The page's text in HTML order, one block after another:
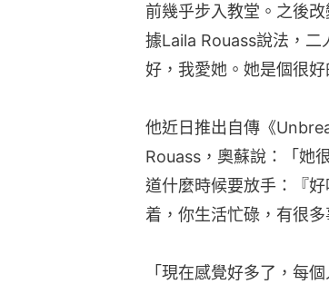
前幾乎步入教堂。之後
據Laila Rouass說法，二
好，我愛她。她是個很好
他近日推出自傳《
Rouass，奧蘇說：「她
道什麼時候要放手：『
着，你生活忙碌，有很多
「現在感覺好多了，每